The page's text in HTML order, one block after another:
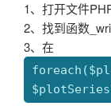
1、打开文件
2、找到函数
3、在